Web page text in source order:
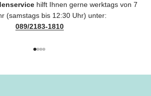
hilft Ihnen gerne werktags von 7
(samstags bis 12:30 Uhr) unter:
089/2183-1810